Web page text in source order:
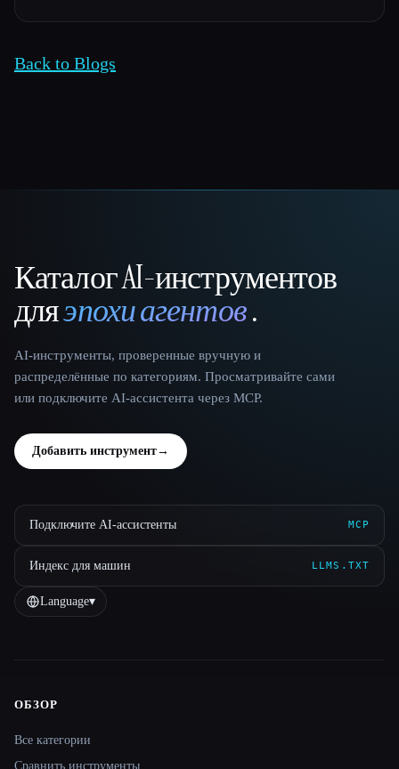
Back to Blogs
That AI Collection
Каталог AI-инструментов
дляэпохи агентов.
AI-инструменты, проверенные вручную и
распределённые по категориям. Просматривайте сами
или подключите AI-ассистента через MCP.
Добавить инструмент→
Подключите AI-ассистенты MCP
Индекс для машин LLMS.TXT
Language▾
Site navigation
ОБЗОР
Все категории
Сравнить инструменты